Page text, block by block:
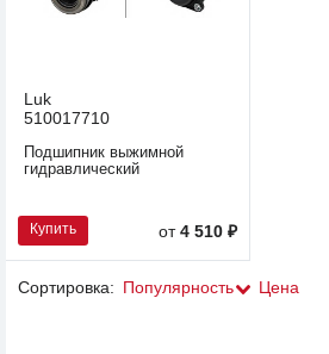
Luk
510017710
Подшипник выжимной
гидравлический
Купить от4 510 ₽
Сортировка: Популярность Цена